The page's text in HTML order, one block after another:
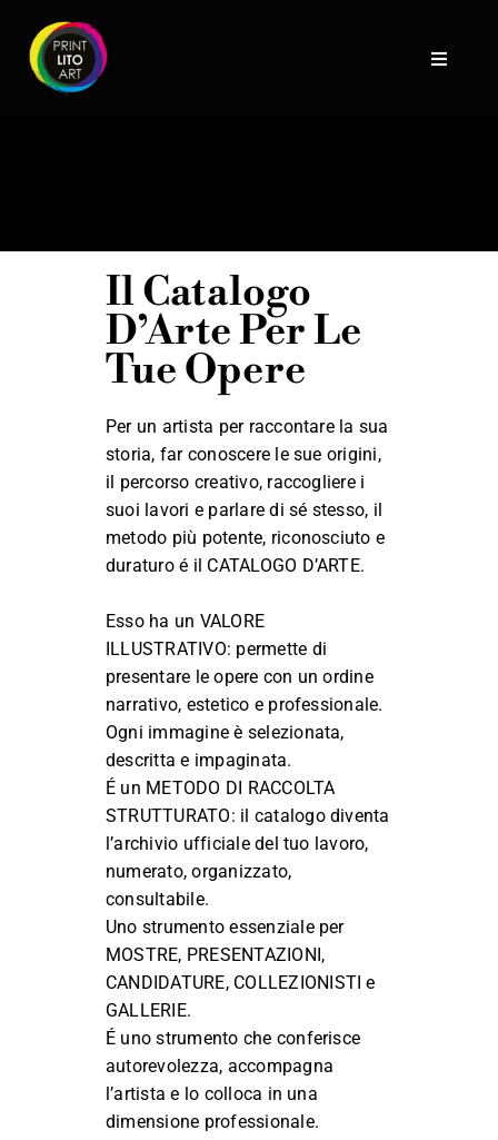
content
Toggle
SERVIZI
Il Catalogo
D’Arte Per Le
Tue Opere
Per un artista per raccontare la sua
storia, far conoscere le sue origini,
il percorso creativo, raccogliere i
suoi lavori e parlare di sé stesso, il
metodo più potente, riconosciuto e
duraturo é il CATALOGO D’ARTE.
Esso ha un VALORE
ILLUSTRATIVO: permette di
presentare le opere con un ordine
narrativo, estetico e professionale.
Ogni immagine è selezionata,
descritta e impaginata.
É un METODO DI RACCOLTA
STRUTTURATO: il catalogo diventa
l’archivio ufficiale del tuo lavoro,
numerato, organizzato,
consultabile.
Uno strumento essenziale per
MOSTRE, PRESENTAZIONI,
CANDIDATURE, COLLEZIONISTI e
GALLERIE.
É uno strumento che conferisce
autorevolezza, accompagna
l’artista e lo colloca in una
dimensione professionale.